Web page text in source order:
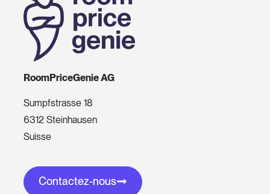
RoomPriceGenie AG
Sumpfstrasse 18
6312 Steinhausen
Suisse
Contactez-nous